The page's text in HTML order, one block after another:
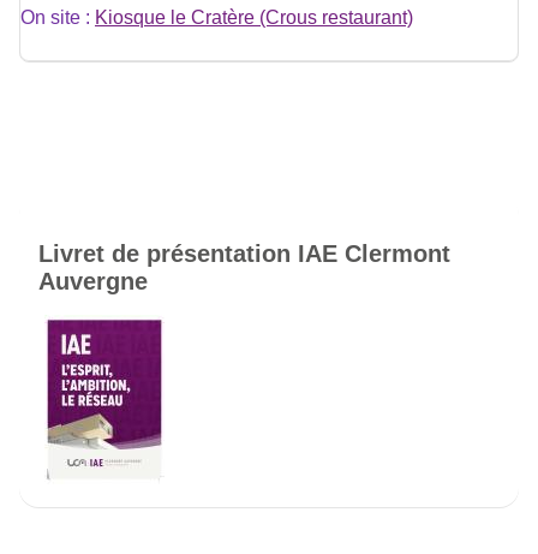
On site : Kiosque le Cratère (Crous restaurant)
Livret de présentation IAE Clermont
Auvergne